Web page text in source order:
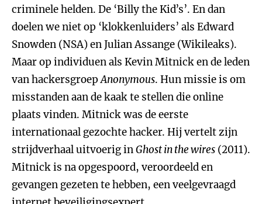
criminele helden. De ‘Billy the Kid’s’. En dan
doelen we niet op ‘klokkenluiders’ als Edward
Snowden (NSA) en Julian Assange (Wikileaks).
Maar op individuen als Kevin Mitnick en de leden
van hackersgroepAnonymous. Hun missie is om
misstanden aan de kaak te stellen die online
plaats vinden. Mitnick was de eerste
internationaal gezochte hacker. Hij vertelt zijn
strijdverhaal uitvoerig inGhost in the wires (2011).
Mitnick is na opgespoord, veroordeeld en
gevangen gezeten te hebben, een veelgevraagd